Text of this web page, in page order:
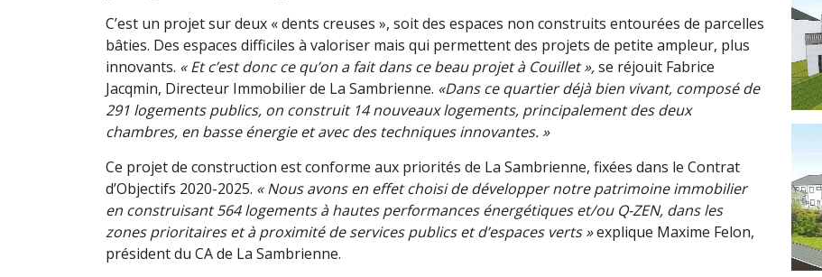
C’est un projet sur deux « dents creuses », soit des espaces non construits entourées de parcelles
bâties. Des espaces difficiles à valoriser mais qui permettent des projets de petite ampleur, plus
innovants. « Et c’est donc ce qu’on a fait dans ce beau projet à Couillet »,se réjouit Fabrice
Jacqmin, Directeur Immobilier de La Sambrienne. «Dans ce quartier déjà bien vivant, composé de
291 logements publics, on construit 14 nouveaux logements, principalement des deux
chambres, en basse énergie et avec des techniques innovantes. »
Ce projet de construction est conforme aux priorités de La Sambrienne, fixées dans le Contrat
d’Objectifs 2020-2025. « Nous avons en effet choisi de développer notre patrimoine immobilier
en construisant 564 logements à hautes performances énergétiques et/ou Q-ZEN, dans les
zones prioritaires et à proximité de services publics et d’espaces verts »explique Maxime Felon,
président du CA de La Sambrienne.